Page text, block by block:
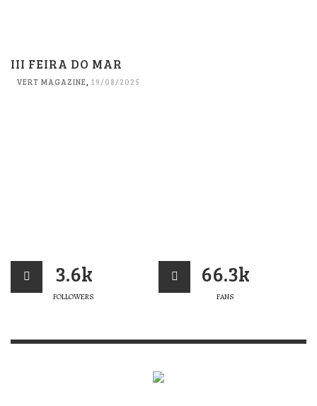
III FEIRA DO MAR
VERT MAGAZINE, 19/08/2025
3.6k
FOLLOWERS
66.3k
FANS